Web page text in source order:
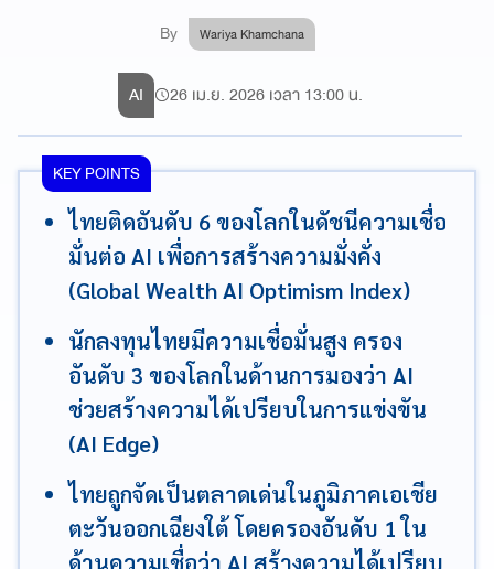
By Wariya Khamchana
AI 26 เม.ย. 2026 เวลา 13:00 น.
KEY POINTS
ไทยติดอันดับ 6 ของโลกในดัชนีความเชื่อ
มั่นต่อ AI เพื่อการสร้างความมั่งคั่ง
(Global Wealth AI Optimism Index)
นักลงทุนไทยมีความเชื่อมั่นสูง ครอง
อันดับ 3 ของโลกในด้านการมองว่า AI
ช่วยสร้างความได้เปรียบในการแข่งขัน
(AI Edge)
ไทยถูกจัดเป็นตลาดเด่นในภูมิภาคเอเชีย
ตะวันออกเฉียงใต้ โดยครองอันดับ 1 ใน
ด้านความเชื่อว่า AI สร้างความได้เปรียบ